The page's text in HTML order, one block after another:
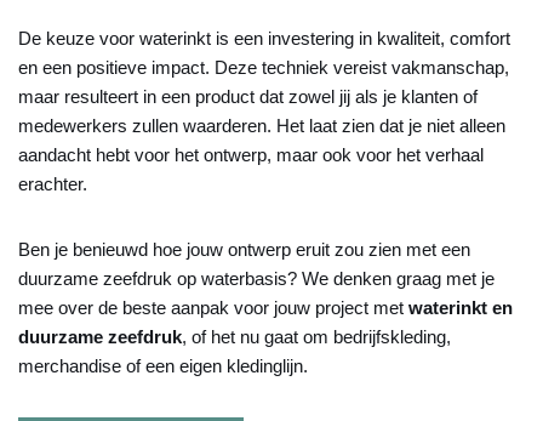
De keuze voor waterinkt is een investering in kwaliteit, comfort
en een positieve impact. Deze techniek vereist vakmanschap,
maar resulteert in een product dat zowel jij als je klanten of
medewerkers zullen waarderen. Het laat zien dat je niet alleen
aandacht hebt voor het ontwerp, maar ook voor het verhaal
erachter.
Ben je benieuwd hoe jouw ontwerp eruit zou zien met een
duurzame zeefdruk op waterbasis? We denken graag met je
mee over de beste aanpak voor jouw project met waterinkt en
duurzame zeefdruk, of het nu gaat om bedrijfskleding,
merchandise of een eigen kledinglijn.